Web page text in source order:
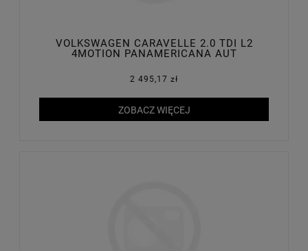
VOLKSWAGEN CARAVELLE 2.0 TDI L2
4MOTION PANAMERICANA AUT
2 495,17 zł
ZOBACZ WIĘCEJ